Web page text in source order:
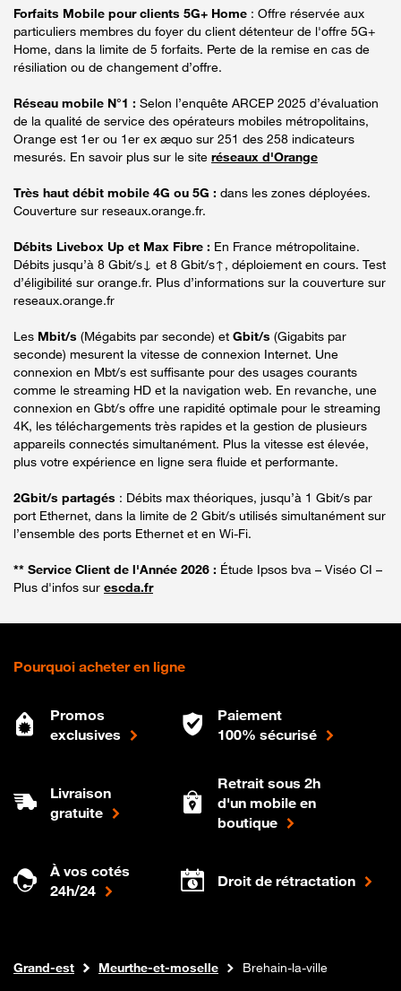
Forfaits Mobile pour clients 5G+ Home : Offre réservée aux
particuliers membres du foyer du client détenteur de l'offre 5G+
Home, dans la limite de 5 forfaits. Perte de la remise en cas de
résiliation ou de changement d’offre.
Réseau mobile N°1 : Selon l’enquête ARCEP 2025 d’évaluation
de la qualité de service des opérateurs mobiles métropolitains,
Orange est 1er ou 1er ex æquo sur 251 des 258 indicateurs
mesurés. En savoir plus sur le site réseaux d'Orange
Très haut débit mobile 4G ou 5G : dans les zones déployées.
Couverture sur reseaux.orange.fr.
Débits Livebox Up et Max Fibre : En France métropolitaine.
Débits jusqu’à 8 Gbit/s↓ et 8 Gbit/s↑, déploiement en cours. Test
d’éligibilité sur orange.fr. Plus d’informations sur la couverture sur
reseaux.orange.fr
Les Mbit/s (Mégabits par seconde) et Gbit/s (Gigabits par
seconde) mesurent la vitesse de connexion Internet. Une
connexion en Mbt/s est suffisante pour des usages courants
comme le streaming HD et la navigation web. En revanche, une
connexion en Gbt/s offre une rapidité optimale pour le streaming
4K, les téléchargements très rapides et la gestion de plusieurs
appareils connectés simultanément. Plus la vitesse est élevée,
plus votre expérience en ligne sera fluide et performante.
2Gbit/s partagés : Débits max théoriques, jusqu’à 1 Gbit/s par
port Ethernet, dans la limite de 2 Gbit/s utilisés simultanément sur
l’ensemble des ports Ethernet et en Wi-Fi.
** Service Client de l'Année 2026 : Étude Ipsos bva – Viséo CI –
Plus d'infos sur escda.fr
Pourquoi acheter en ligne
Promos
exclusives
Paiement
100% sécurisé
Livraison
gratuite
Retrait sous 2h
d'un mobile en
boutique
À vos cotés
24h/24
Droit de rétractation
Boutique Orange
Internet fibre
Grand-est Meurthe-et-moselle Brehain-la-ville